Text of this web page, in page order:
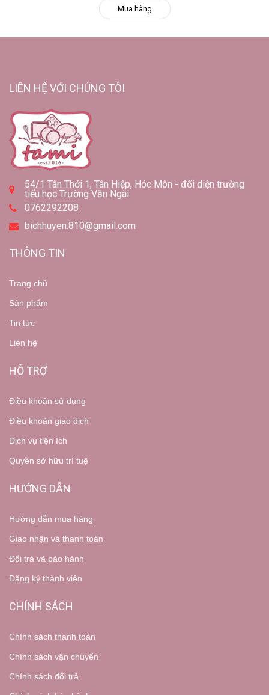
Mua hàng
LIÊN HỆ VỚI CHÚNG TÔI
54/1 Tân Thới 1, Tân Hiệp, Hóc Môn - đối diện trường
tiểu học Trường Văn Ngài
0762292208
bichhuyen.810@gmail.com
THÔNG TIN
Trang chủ
Sản phẩm
Tin tức
Liên hệ
HỖ TRỢ
Điều khoản sử dụng
Điều khoản giao dịch
Dịch vụ tiện ích
Quyền sở hữu trí tuệ
HƯỚNG DẪN
Hướng dẫn mua hàng
Giao nhận và thanh toán
Đổi trả và bảo hành
Đăng ký thành viên
CHÍNH SÁCH
Chính sách thanh toán
Chính sách vận chuyển
Chính sách đổi trả